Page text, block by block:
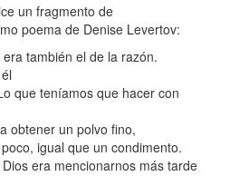
un fragmento de
poema de Denise Levertov:
también el de la razón.
que teníamos que hacer con
obtener un polvo fino,
igual que un condimento.
era mencionarnos más tarde